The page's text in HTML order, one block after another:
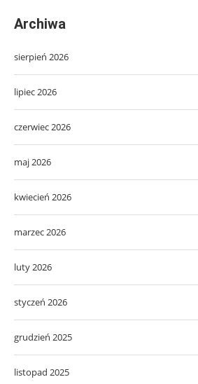
Archiwa
sierpień 2026
lipiec 2026
czerwiec 2026
maj 2026
kwiecień 2026
marzec 2026
luty 2026
styczeń 2026
grudzień 2025
listopad 2025